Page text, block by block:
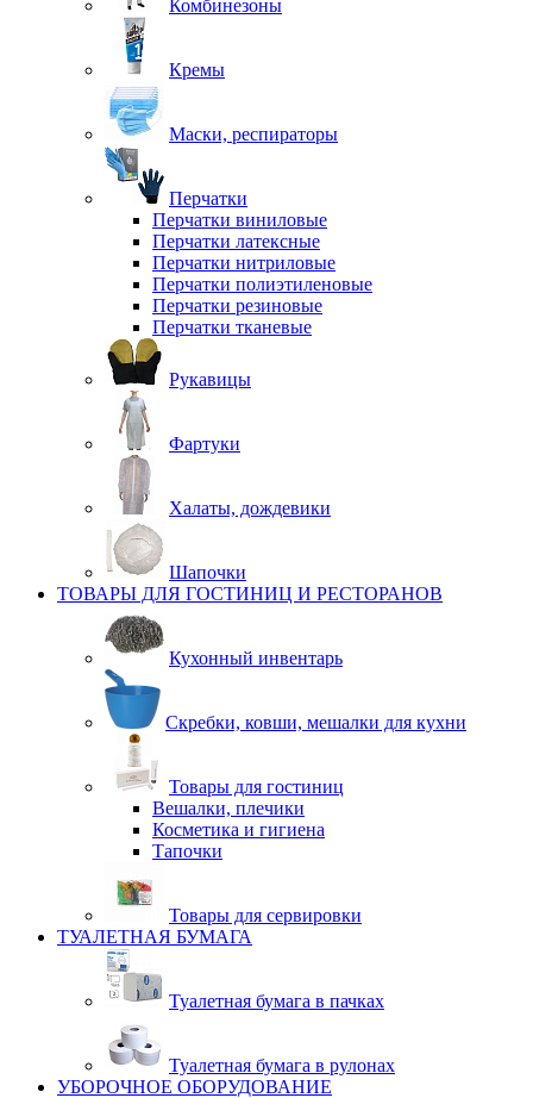
Комбинезоны
Кремы
Маски, респираторы
Перчатки
Перчатки виниловые
Перчатки латексные
Перчатки нитриловые
Перчатки полиэтиленовые
Перчатки резиновые
Перчатки тканевые
Рукавицы
Фартуки
Халаты, дождевики
Шапочки
ТОВАРЫ ДЛЯ ГОСТИНИЦ И РЕСТОРАНОВ
Кухонный инвентарь
Скребки, ковши, мешалки для кухни
Товары для гостиниц
Вешалки, плечики
Косметика и гигиена
Тапочки
Товары для сервировки
ТУАЛЕТНАЯ БУМАГА
Туалетная бумага в пачках
Туалетная бумага в рулонах
УБОРОЧНОЕ ОБОРУДОВАНИЕ